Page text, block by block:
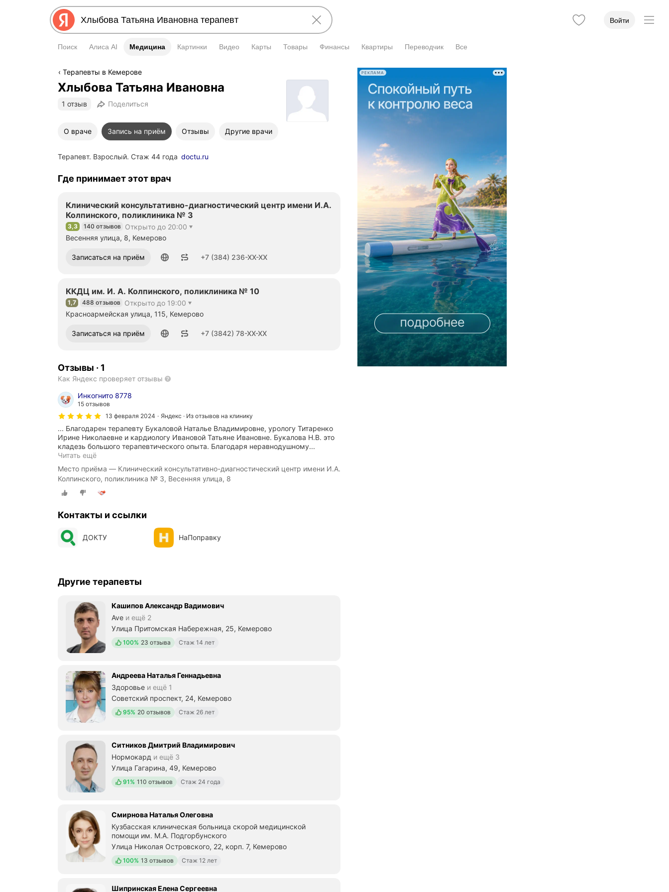
Войти
Поиск Алиса AI Медицина
Медицина Картинки Видео Карты Товары Финансы Квартиры Переводчик Все
Терапевты в Кемерове
Хлыбова Татьяна Ивановна
1 отзыв Поделиться
О враче Запись на приём Отзывы Другие врачи
Терапевт. Взрослый. Стаж 44 года doctu.ru
Где принимает этот врач
Клинический консультативно-диагностический центр имени И.А.
Колпинского, поликлиника № 3
Рейтинг 3,3 из 5
3,3 140 отзывов Открыто до 20:00
Весенняя улица, 8, Кемерово
Записаться на приём
Номер телефона: +73842368079 +7 (384) 236-XX-XX
ККДЦ им. И. А. Колпинского, поликлиника № 10
Рейтинг 1,7 из 5
1,7 488 отзывов Открыто до 19:00
Красноармейская улица, 115, Кемерово
Записаться на приём
Номер телефона: +73842780310 +7 (3842) 78-XX-XX
Отзывы · 1
Как Яндекс проверяет отзывы
Инкогнито 8778
15 отзывов
13 февраля 2024
Яндекс · Из отзывов на клинику
... Благодарен терапевту Букаловой Наталье Владимировне, урологу Титаренко
Ирине Николаевне и кардиологу Ивановой Татьяне Ивановне. Букалова Н.В. это
кладезь большого терапевтического опыта. Благодаря неравнодушному...
Читать ещёЭ
о
"
м
"
о
и
к
а
,
в
к
о
о
р
о
й
р
б
а
ю
т
ы
с
о
п
р
о
Место приёма — Клинический консультативно-диагностический центр имени И.А.
Колпинского, поликлиника № 3, Весенняя улица, 8
Контакты и ссылки
ДОКТУ НаПоправку
Другие терапевты
Кашипов Александр Вадимович
Ave и ещё 2
Улица Притомская Набережная, 25, Кемерово
Положительных отзывов
100% 23 отзыва Стаж 14 лет
Андреева Наталья Геннадьевна
Здоровье и ещё 1
Советский проспект, 24, Кемерово
Положительных отзывов
95% 20 отзывов Стаж 26 лет
Ситников Дмитрий Владимирович
Нормокард и ещё 3
Улица Гагарина, 49, Кемерово
Положительных отзывов
91% 110 отзывов Стаж 24 года
Смирнова Наталья Олеговна
Кузбасская клиническая больница скорой медицинской
помощи им. М.А. Подгорбунского
Улица Николая Островского, 22, корп. 7, Кемерово
Положительных отзывов
100% 13 отзывов Стаж 12 лет
Шипринская Елена Сергеевна
РЕКЛАМА